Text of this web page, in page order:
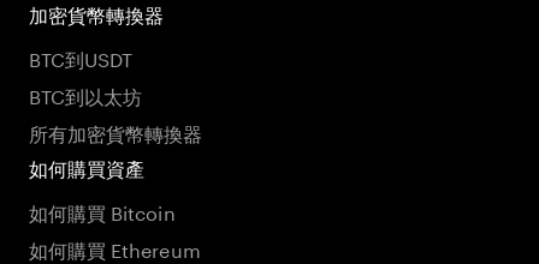
加密貨幣轉換器
BTC到USDT
BTC到以太坊
所有加密貨幣轉換器
如何購買資產
如何購買 Bitcoin
如何購買 Ethereum